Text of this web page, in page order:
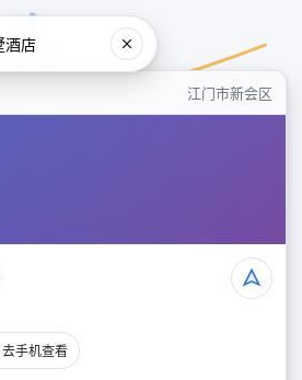
江门市新会区
去手机查看